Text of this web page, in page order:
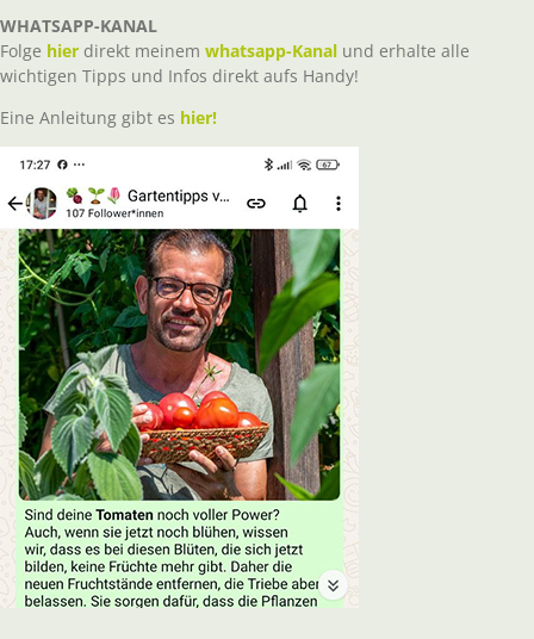
WHATSAPP-KANAL
Folge hier direkt meinem whatsapp-Kanal und erhalte alle
wichtigen Tipps und Infos direkt aufs Handy!
Eine Anleitung gibt es hier!